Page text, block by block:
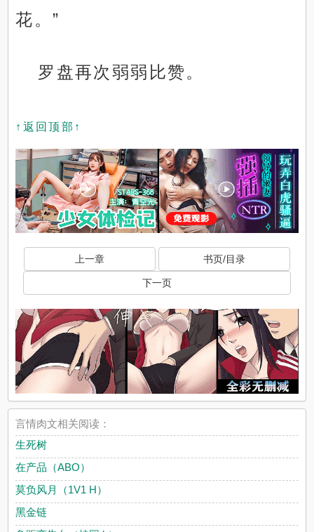
花。”
罗盘再次弱弱比赞。
↑返回顶部↑
上一章 书页/目录
下一页
言情肉文相关阅读：
生死树
在产品（ABO）
莫负风月（1V1 H）
黑金链